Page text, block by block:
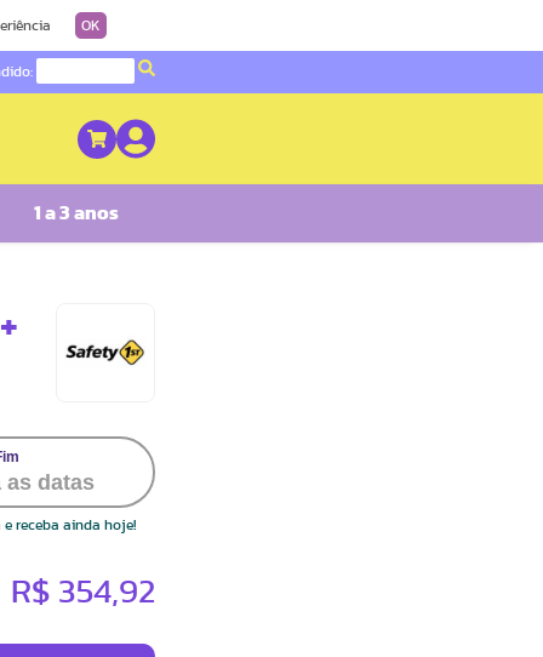
OK
1 a 3 anos
Safety 1st
e receba ainda hoje!
R$ 354,92